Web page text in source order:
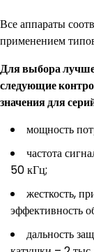
Все аппараты
применением
Для выбора
следующие
значения для
мощность
частота
50 кГц;
жесткость,
эффективность
дальность